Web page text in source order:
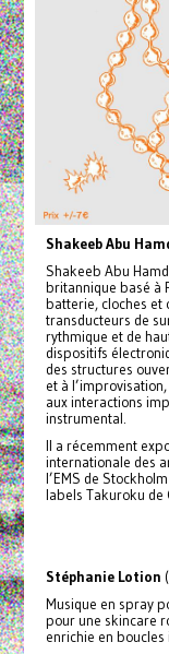
Shakeeb Abu
Shakeeb Abu
britannique basé à
batterie, cloches et
transducteurs de
rythmique et de
dispositifs
des structures
et à
aux interactions
instrumental.
Il a récemment
internationale des
l’EMS de
labels Takuroku de
Stéphanie Lotion
Musique en spray
pour une skincare
enrichie en